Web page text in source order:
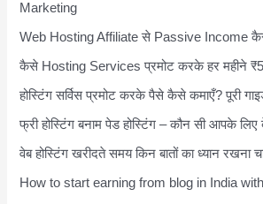
Marketing
Web Hosting Affiliate से Passive Income
कैसे Hosting Services प्रमोट करके हर महीने
होस्टिंग सर्विस प्रमोट करके पैसे कैसे कमाएँ? पूरी
फ्री होस्टिंग बनाम पेड होस्टिंग – कौन सी आपके लिए
वेब होस्टिंग खरीदते समय किन बातों का ध्यान रखना
How to start earning from blog in India